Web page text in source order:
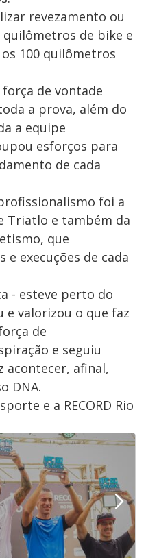
revezamento ou
quilômetros de bike e
100 quilômetros
de vontade
a prova, além do
a equipe
esforços para
de cada
foi a
Triatlo e também da
que
e execuções de cada
- esteve perto do
e valorizou o que faz
de
e seguiu
acontecer, afinal,
DNA.
e a RECORD Rio